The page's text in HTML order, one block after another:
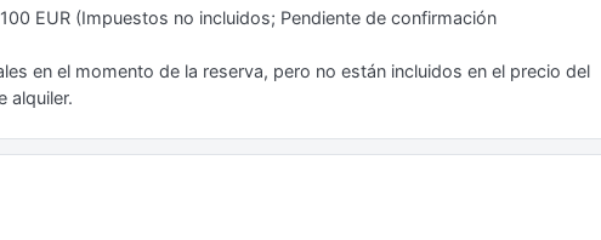
EUR (Impuestos no incluidos; Pendiente de confirmación
en el momento de la reserva, pero no están incluidos en el precio del
alquiler.